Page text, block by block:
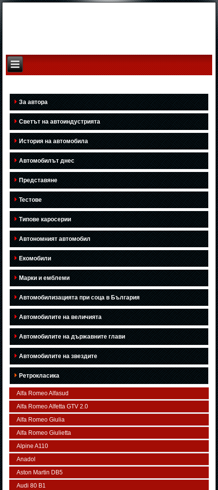
За автора
Светът на автоиндустрията
История на автомобила
Автомобилът днес
Представяне
Тестове
Типове каросерии
Автономният автомобил
Екомобили
Марки и емблеми
Автомобилизацията при соца в България
Автомобилите на величията
Автомобилите на държавните глави
Автомобилите на звездите
Ретрокласика
Alfa Romeo Alfasud
Alfa Romeo Alfetta GTV 2.0
Alfa Romeo Giulia
Alfa Romeo Giulietta
Alpine A110
Anadol
Aston Martin DB5
Audi 80 B1